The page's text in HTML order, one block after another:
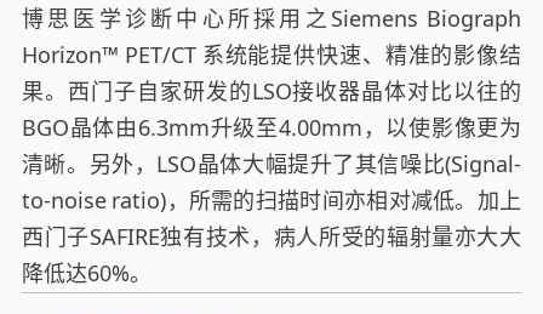
博思医学诊断中心所採用之Siemens Biograph
Horizon™ PET/CT 系统能提供快速、精准的影像结
果。西门子自家研发的LSO接收器晶体对比以往的
BGO晶体由6.3mm升级至4.00mm，以使影像更为
清晰。另外，LSO晶体大幅提升了其信噪比(Signal-
to-noise ratio)，所需的扫描时间亦相对减低。加上
西门子SAFIRE独有技术，病人所受的辐射量亦大大
降低达60%。